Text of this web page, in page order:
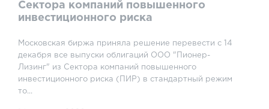
Сектора компаний повышенного
инвестиционного риска
Московская биржа приняла решение перевести с 14
декабря все выпуски облигаций ООО "Пионер-
Лизинг" из Сектора компаний повышенного
инвестиционного риска (ПИР) в стандартный режим
то...